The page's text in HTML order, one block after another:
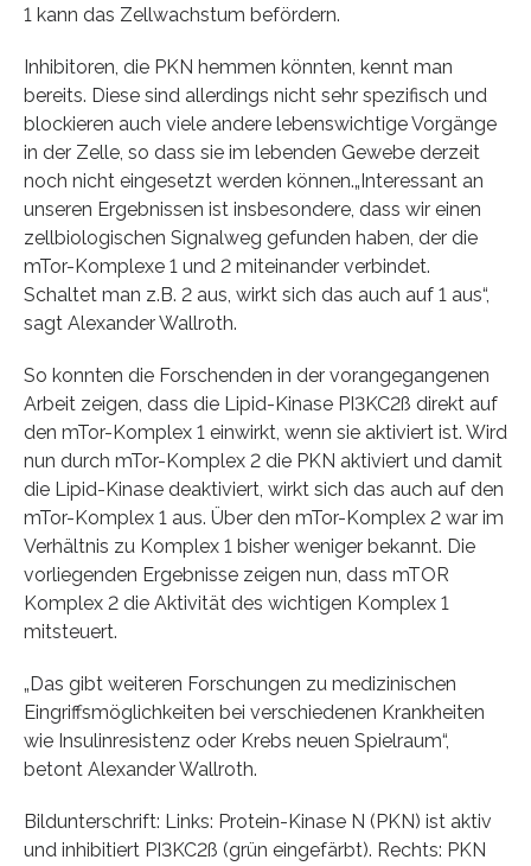
1 kann das Zellwachstum befördern.
Inhibitoren, die PKN hemmen könnten, kennt man
bereits. Diese sind allerdings nicht sehr spezifisch und
blockieren auch viele andere lebenswichtige Vorgänge
in der Zelle, so dass sie im lebenden Gewebe derzeit
noch nicht eingesetzt werden können.„Interessant an
unseren Ergebnissen ist insbesondere, dass wir einen
zellbiologischen Signalweg gefunden haben, der die
mTor-Komplexe 1 und 2 miteinander verbindet.
Schaltet man z.B. 2 aus, wirkt sich das auch auf 1 aus“,
sagt Alexander Wallroth.
So konnten die Forschenden in der vorangegangenen
Arbeit zeigen, dass die Lipid-Kinase PI3KC2ß direkt auf
den mTor-Komplex 1 einwirkt, wenn sie aktiviert ist. Wird
nun durch mTor-Komplex 2 die PKN aktiviert und damit
die Lipid-Kinase deaktiviert, wirkt sich das auch auf den
mTor-Komplex 1 aus. Über den mTor-Komplex 2 war im
Verhältnis zu Komplex 1 bisher weniger bekannt. Die
vorliegenden Ergebnisse zeigen nun, dass mTOR
Komplex 2 die Aktivität des wichtigen Komplex 1
mitsteuert.
„Das gibt weiteren Forschungen zu medizinischen
Eingriffsmöglichkeiten bei verschiedenen Krankheiten
wie Insulinresistenz oder Krebs neuen Spielraum“,
betont Alexander Wallroth.
Bildunterschrift: Links: Protein-Kinase N (PKN) ist aktiv
und inhibitiert PI3KC2ß (grün eingefärbt). Rechts: PKN